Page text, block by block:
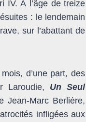
IV. À l’âge de treize
: le lendemain
sur l’abattant de
d’une part, des
Laroudie, Un Seul
Jean-Marc Berlière,
infligées aux